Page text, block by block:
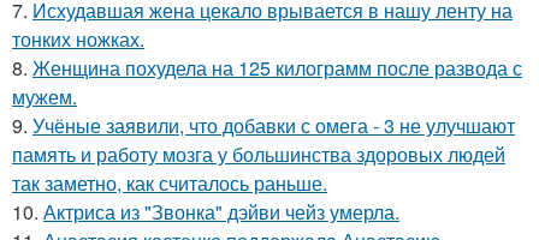
7. Исхудавшая жена цекало врывается в нашу ленту на
тонких ножках.
8. Женщина похудела на 125 килограмм после развода с
мужем.
9. Учёные заявили, что добавки с омега - 3 не улучшают
память и работу мозга у большинства здоровых людей
так заметно, как считалось раньше.
10. Актриса из "Звонка" дэйви чейз умерла.